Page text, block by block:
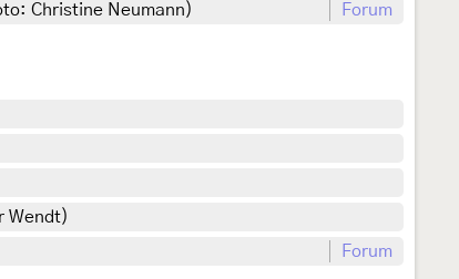
Christine Neumann) Forum
Wendt)
Forum